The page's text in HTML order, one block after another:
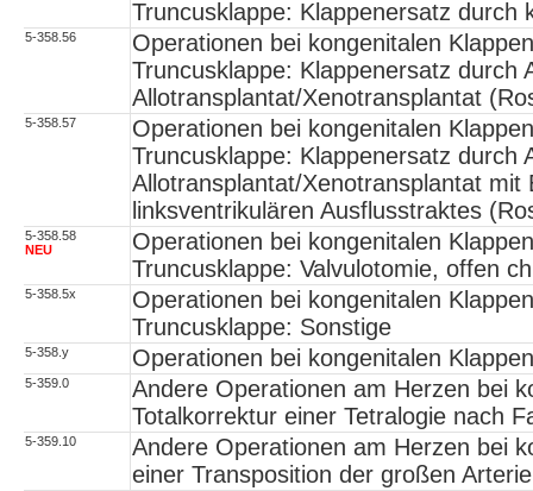
Truncusklappe: Klappenersatz durch
5-358.56
Operationen bei kongenitalen
Truncusklappe: Klappenersatz durch
Allotransplantat/Xenotransplantat
5-358.57
Operationen bei kongenitalen
Truncusklappe: Klappenersatz durch
Allotransplantat/Xenotransplantat mit
linksventrikulären Ausflusstraktes
5-358.58
NEU
Operationen bei kongenitalen
Truncusklappe: Valvulotomie, offen
5-358.5x
Operationen bei kongenitalen
Truncusklappe: Sonstige
5-358.y Operationen bei kongenitalen
5-359.0
Andere Operationen am Herzen bei
Totalkorrektur einer Tetralogie nach
5-359.10
Andere Operationen am Herzen bei
einer Transposition der großen